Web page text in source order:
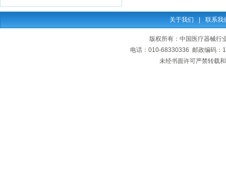
关于我们 联系我
版权所有：中国医疗器械行
电话：010-68330336 邮政编码：
未经书面许可严禁转载